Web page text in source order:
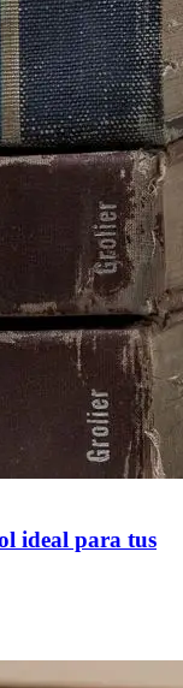
ideal para tus